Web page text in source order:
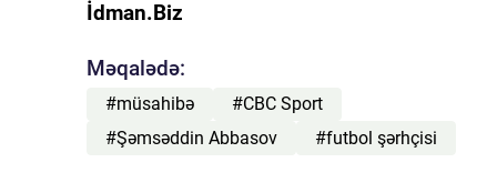
İdman.Biz
Məqalədə:
#müsahibə
#CBC Sport
#Şəmsəddin Abbasov
#futbol şərhçisi